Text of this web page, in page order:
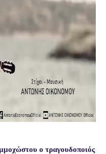
ο τραγουδοποιός